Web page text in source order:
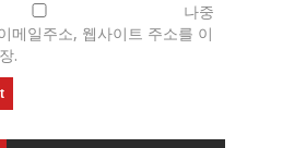
나중
메일주소, 웹사이트 주소를 이
.